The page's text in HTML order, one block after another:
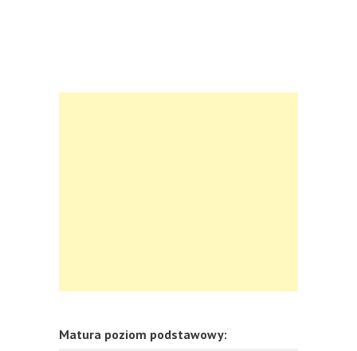
Matura poziom podstawowy: